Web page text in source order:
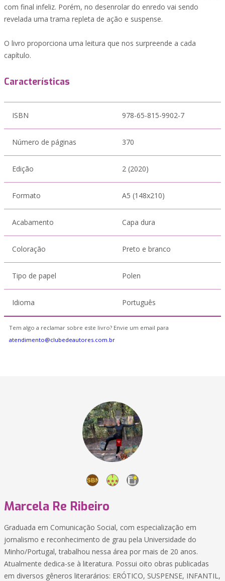
com final infeliz. Porém, no desenrolar do enredo vai sendo
revelada uma trama repleta de ação e suspense.
O livro proporciona uma leitura que nos surpreende a cada
capítulo.
Características
ISBN 978-65-815-9902-7
Número de páginas 370
Edição 2 (2020)
Formato A5 (148x210)
Acabamento Capa dura
Coloração Preto e branco
Tipo de papel Polen
Idioma Português
Tem algo a reclamar sobre este livro? Envie um email para
atendimento@clubedeautores.com.br
Marcela Re Ribeiro
Graduada em Comunicação Social, com especialização em
jornalismo e reconhecimento de grau pela Universidade do
Minho/Portugal, trabalhou nessa área por mais de 20 anos.
Atualmente dedica-se à literatura. Possui oito obras publicadas
em diversos gêneros literarários: ERÓTICO, SUSPENSE, INFANTIL,